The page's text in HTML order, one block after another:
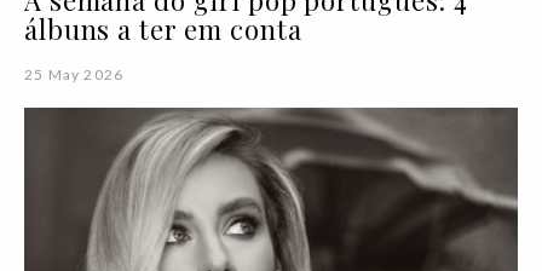
álbuns a ter em conta
25 May 2026